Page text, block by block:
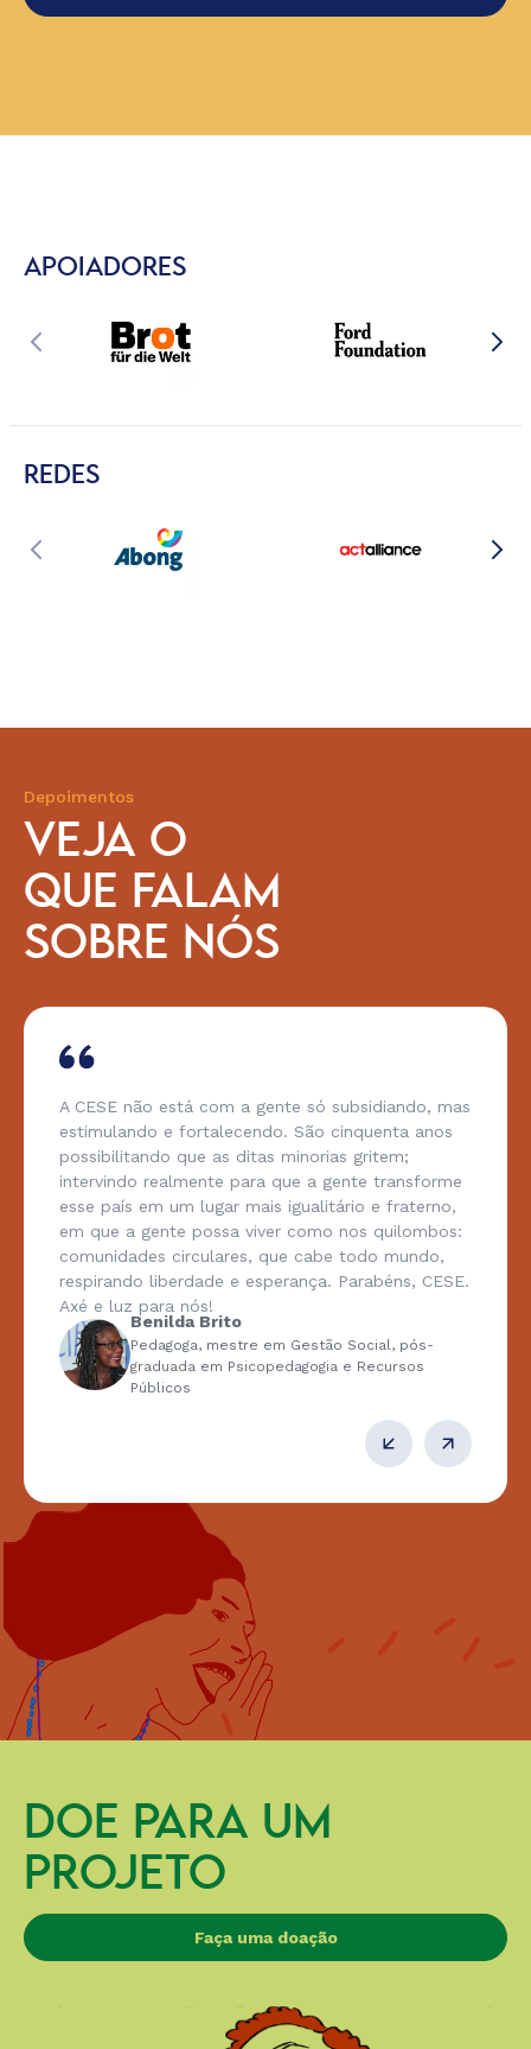
APOIADORES
REDES
Depoimentos
VEJA O
QUE FALAM
SOBRE NÓS
A gente tem uma associação do meu povo,
Karipuna, na Terra Indígena Uaçá. Por muito tempo
a nossa organização ficou inadimplente, sem
poder atuar com nosso povo. Mas, conseguimos
acessar o recurso da CESE para fortalecer
organização indígena e estruturar a associação e
reorganizá-la. Hoje orgulhosamente e muito
emocionada digo que fazemos a Assembleia do
Povo Karipuna realizada por nós indígenas, gerindo
nosso próprio recurso. Atualmente temos uma
diretoria toda indígena, conseguimos captar
recursos e acessar outros projetos. E isso tudo só
Associação das Mulheres Indígenas em Mutirão
DOE PARA UM
PROJETO
Faça uma doação